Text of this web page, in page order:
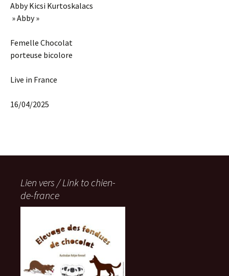
Abby Kicsi Kurtoskalacs
» Abby »
Femelle Chocolat
porteuse bicolore
Live in France
16/04/2025
Lien vers / Link to chien-
de-france